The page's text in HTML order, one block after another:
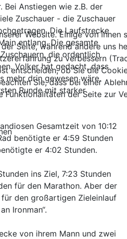
Bei Anstiegen wie z.B. der
Zuschauer - die Zuschauer
Die Laufstrecke
entlang. Die gesamte
die ordentlich
Volker hat gedacht, dass
mehr drin gewesen wäre.
Runde mit starker
Gesamtzeit von 10:12
benötigte er 4:59 Stunden
er 4:02 Stunden.
ins Ziel, 7:23 Stunden
für den Marathon. Aber der
den großartigen Zieleinlauf
Ironman“.
von ihrem Mann und zwei
Website. Einige von ihnen
Seite, während andere uns
zu verbessern
entscheiden, ob Sie die
Sie, dass bei einer
Funktionalitäten der Seite zur